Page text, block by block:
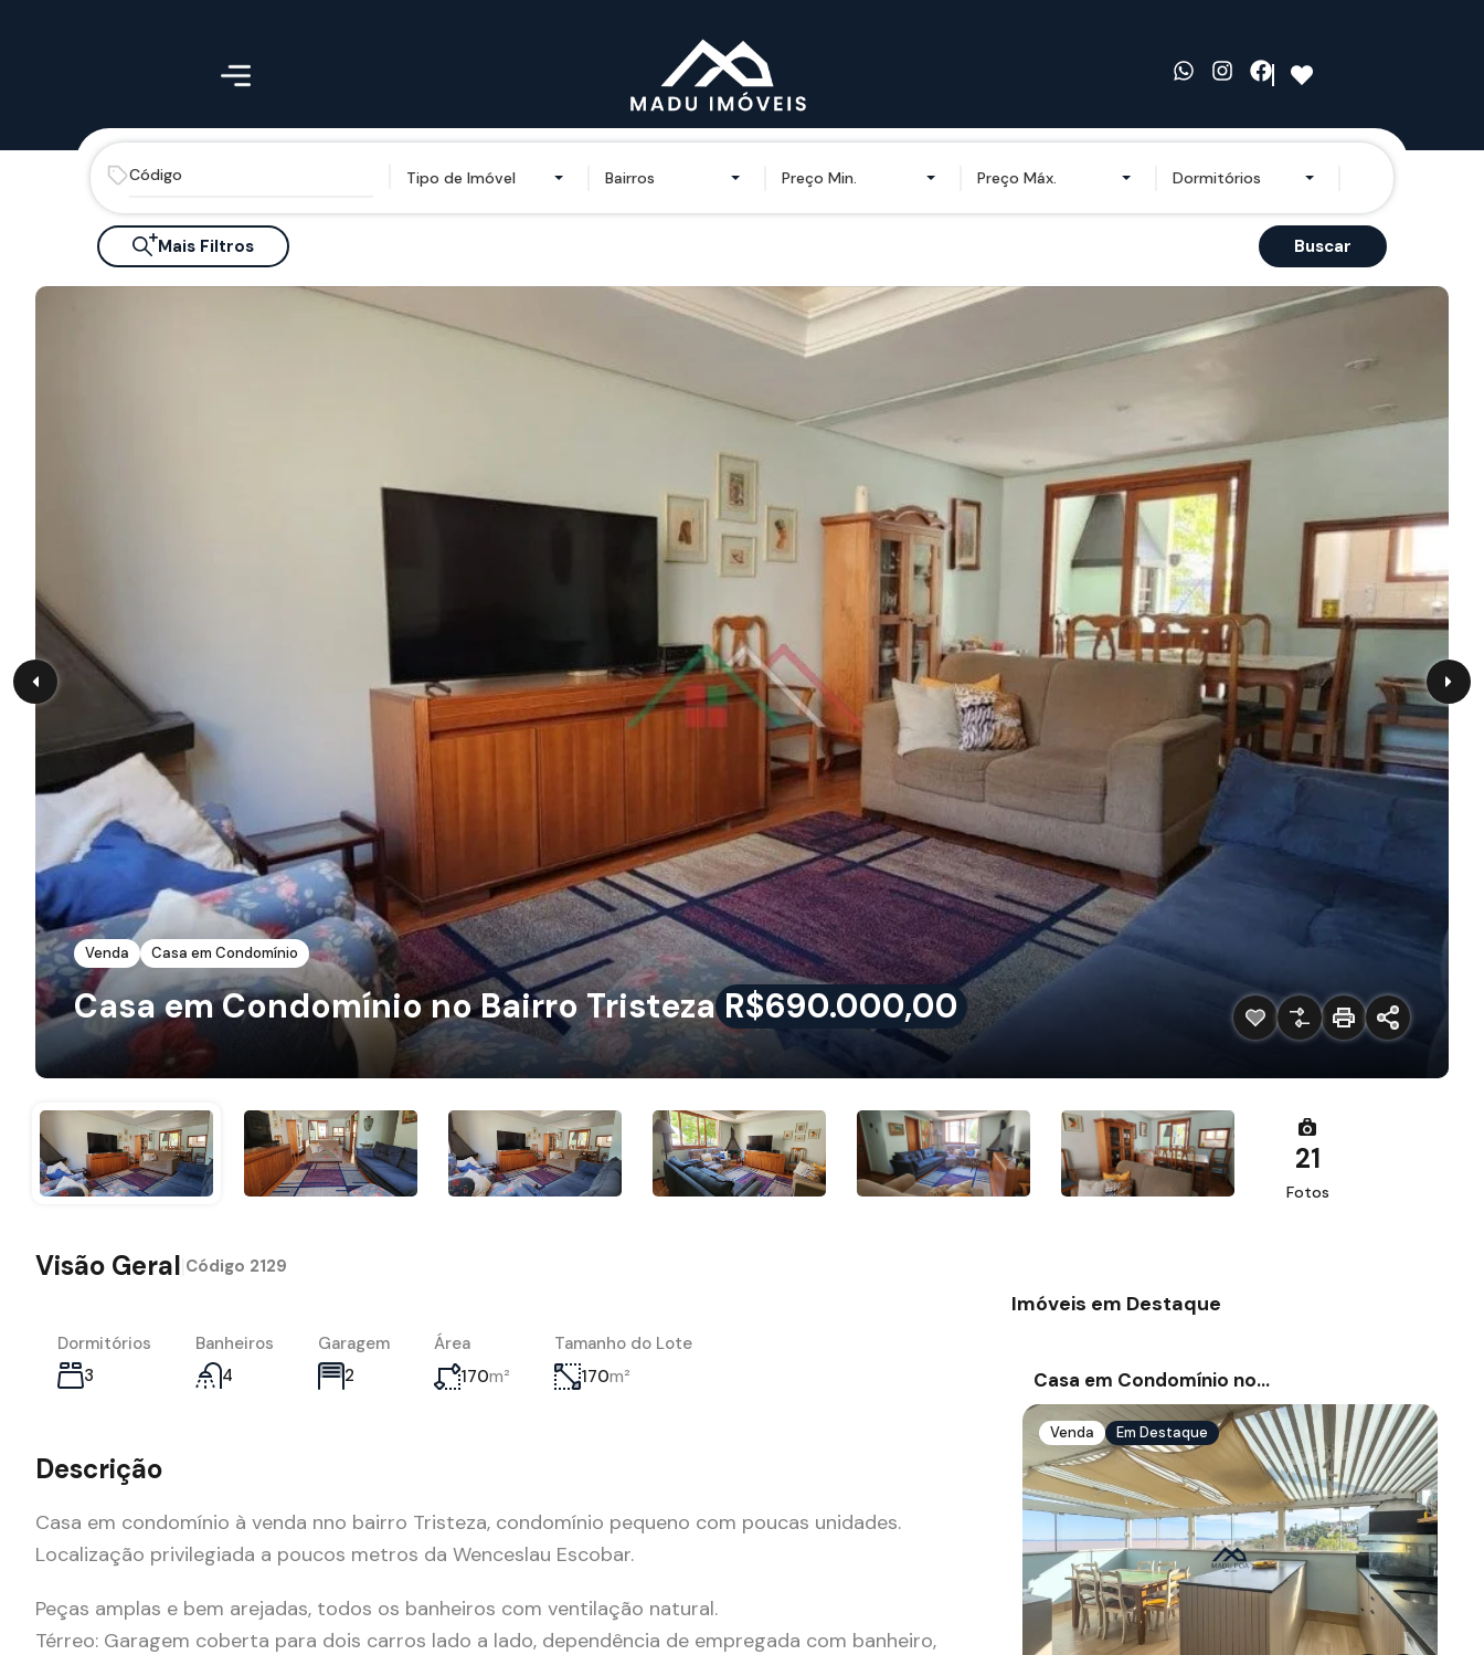
Tipo de Imóvel Bairros Preço Min. Preço Máx. Dormitórios
Mais Filtros Buscar
Venda Casa em Condomínio
Casa em Condomínio no Bairro Tristeza R$690.000,00
21
Fotos
Visão Geral Código 2129
Dormitórios
3
Banheiros
4
Garagem
2
Área
170m²
Tamanho do Lote
170m²
Descrição
Casa em condomínio à venda nno bairro Tristeza, condomínio pequeno com poucas unidades.
Localização privilegiada a poucos metros da Wenceslau Escobar.
Peças amplas e bem arejadas, todos os banheiros com ventilação natural.
Térreo: Garagem coberta para dois carros lado a lado, dependência de empregada com banheiro,
Imóveis em Destaque
Casa em Condomínio no…
Venda Em Destaque